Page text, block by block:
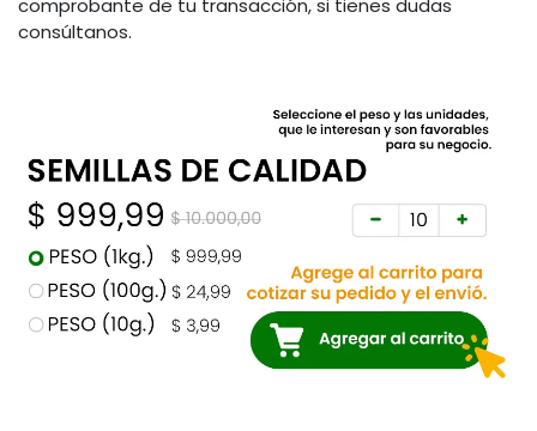
comprobante de tu transacción, si tienes dudas
consúltanos.